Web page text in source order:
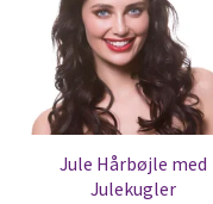
Jule Hårbøjle med
Julekugler